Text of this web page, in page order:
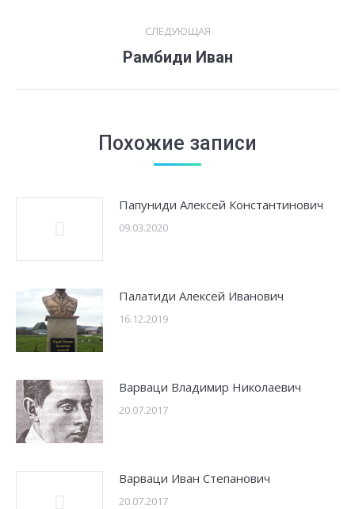
СЛЕДУЮЩАЯ
Следующая
Рамбиди Иван
Похожие записи
Папуниди Алексей Константинович
09.03.2020
Палатиди Алексей Иванович
16.12.2019
Варваци Владимир Николаевич
20.07.2017
Варваци Иван Степанович
20.07.2017